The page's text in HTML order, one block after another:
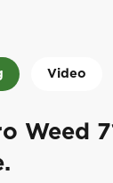
Video
Weed